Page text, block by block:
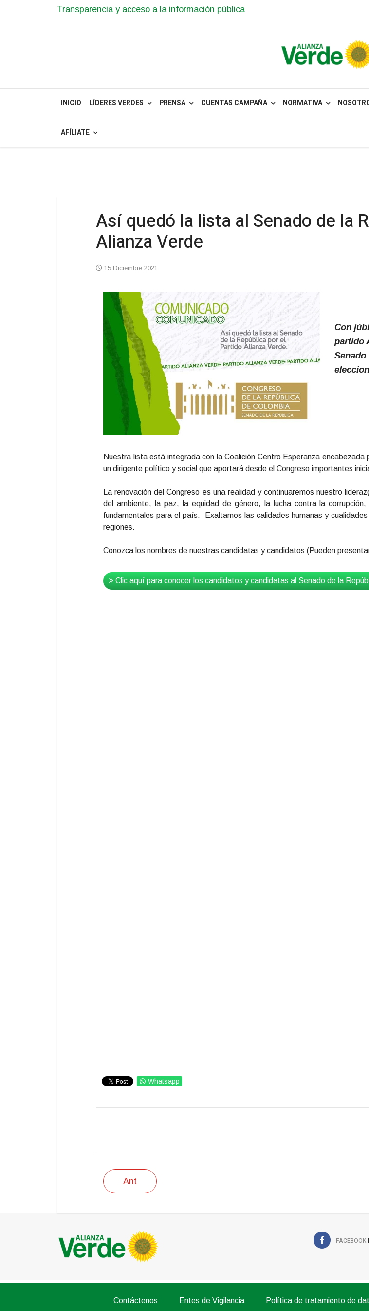
Transparencia y acceso a la información pública
INICIO LÍDERES VERDES PRENSA CUENTAS CAMPAÑA NORMATIVA
AFÍLIATE
Así quedó la lista al Senado de la
Alianza Verde
15 Diciembre 2021
Con
partido
Nuestra lista está integrada con la Coalición Centro Esperanza
un dirigente político y social que aportará desde el Congreso importantes
La renovación del Congreso es una realidad y continuaremos nuestro
del ambiente, la paz, la equidad de género, la lucha contra la
fundamentales para el país. Exaltamos las calidades humanas y
regiones.
Conozca los nombres de nuestras candidatas y candidatos (Pueden
Clic aquí para conocer los candidatos y candidatas al Senado de la
Whatsapp
Ant
FACEBOOK
Contáctenos Entes de Vigilancia Política de tratamiento de